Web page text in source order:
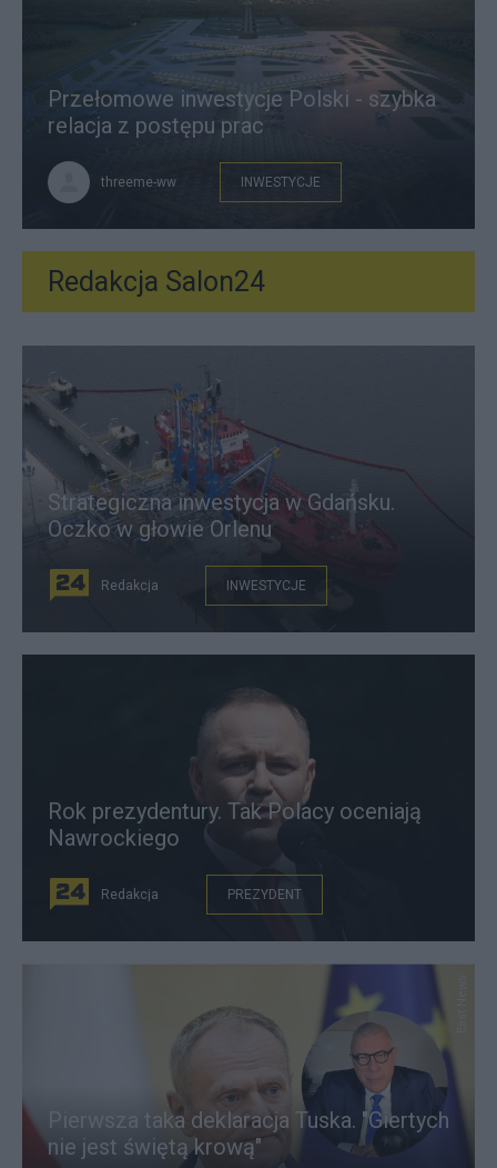
Przełomowe inwestycje Polski - szybka
relacja z postępu prac
threeme-ww INWESTYCJE
Redakcja Salon24
Strategiczna inwestycja w Gdańsku.
Oczko w głowie Orlenu
Redakcja INWESTYCJE
Rok prezydentury. Tak Polacy oceniają
Nawrockiego
Redakcja PREZYDENT
East News
Pierwsza taka deklaracja Tuska. "Giertych
nie jest świętą krową"